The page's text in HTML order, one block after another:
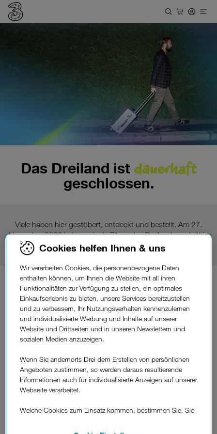
Das Dreiland ist dauerhaft
geschlossen.
Viele haben hier gestöbert, entdeckt und bestellt. Am 27.
November 2023 haben wir die Türen des Dreilands endgültig
geschlossen. Danke für die gemeinsame Zeit!
Du hastFragen?
Wenn du uns zu einem hier gekauften Produkt kontaktieren
möchtest, ist unser Service-Team für dich da. Die gesetzliche
Gewährleistungsfrist gemäß § 10
Verbrauchergewährleistungsgesetz (VGG) bzw. § 933
uns erworbenen Produkte bereits abgelaufen. Bei etwaigen
Mängeln wende dich bitte direkt an den jeweiligen Hersteller.
Drei Service-Team:
Telefonisch:
Cookies helfen Ihnen & uns
Wir verarbeiten Cookies, die personenbezogene Daten
enthalten können, um Ihnen die Website mit all ihren
Funktionalitäten zur Verfügung zu stellen, ein optimales
Einkaufserlebnis zu bieten, unsere Services bereitzustellen
und zu verbessern, Ihr Nutzungsverhalten kennenzulernen
und individualisierte Werbung und Inhalte auf unserer
Website und Drittseiten und in unseren Newslettern und
sozialen Medien anzuzeigen.
Wenn Sie andernorts Drei dem Erstellen von persönlichen
Angeboten zustimmen, so werden daraus resultierende
Informationen auch für individualisierte Anzeigen auf unserer
Webseite verarbeitet.
Welche Cookies zum Einsatz kommen, bestimmen Sie. Sie
Details und alle Optionen finden Sie unter „Cookie-